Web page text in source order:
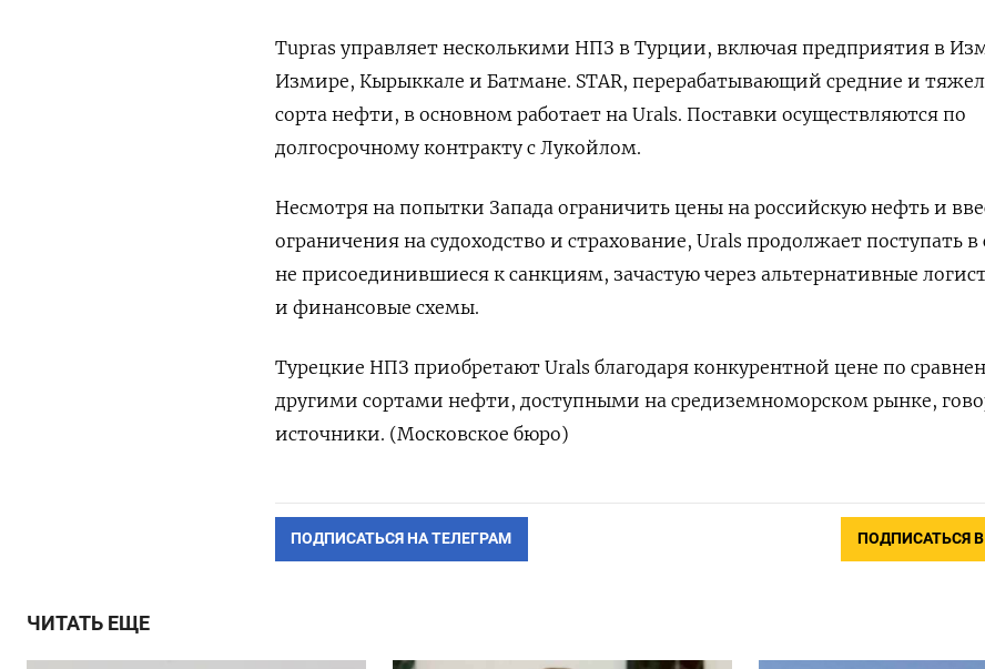
Tupras управляет несколькими НПЗ в Турции, включая предприятия в
Измире, Кырыккале и Батмане. STAR, перерабатывающий средние и
сорта нефти, в основном работает на Urals. Поставки осуществляются по
долгосрочному контракту с Лукойлом.
Несмотря на попытки Запада ограничить цены на российскую нефть и
ограничения на судоходство и страхование, Urals продолжает поступать в
не присоединившиеся к санкциям, зачастую через альтернативные
и финансовые схемы.
Турецкие НПЗ приобретают Urals благодаря конкурентной цене по
другими сортами нефти, доступными на средиземноморском рынке,
источники. (Московское бюро)
ПОДПИСАТЬСЯ НА ТЕЛЕГРАМ ПОДПИСАТЬСЯ В
ЧИТАТЬ ЕЩЕ